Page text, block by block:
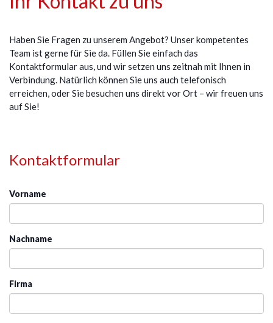
Haben Sie Fragen zu unserem Angebot? Unser kompetentes
Team ist gerne für Sie da. Füllen Sie einfach das
Kontaktformular aus, und wir setzen uns zeitnah mit Ihnen in
Verbindung. Natürlich können Sie uns auch telefonisch
erreichen, oder Sie besuchen uns direkt vor Ort – wir freuen uns
auf Sie!
Kontaktformular
Vorname
Nachname
Firma